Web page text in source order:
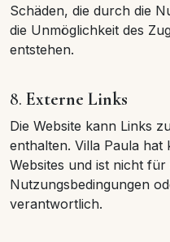
Schäden, die durch die
die Unmöglichkeit des
entstehen.
8. Externe Links
Die Website kann Links
enthalten. Villa Paula hat
Websites und ist nicht
Nutzungsbedingungen
verantwortlich.